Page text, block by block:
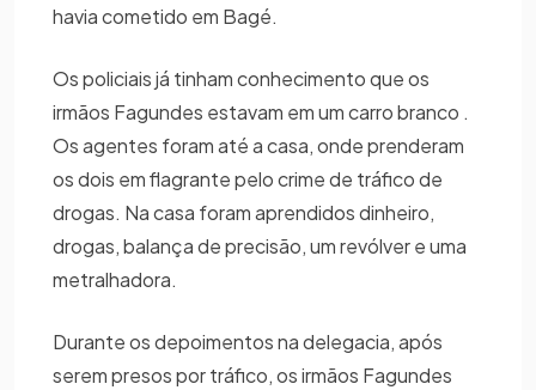
havia cometido em Bagé.
Os policiais já tinham conhecimento que os
irmãos Fagundes estavam em um carro branco .
Os agentes foram até a casa, onde prenderam
os dois em flagrante pelo crime de tráfico de
drogas. Na casa foram aprendidos dinheiro,
drogas, balança de precisão, um revólver e uma
metralhadora.
Durante os depoimentos na delegacia, após
serem presos por tráfico, os irmãos Fagundes